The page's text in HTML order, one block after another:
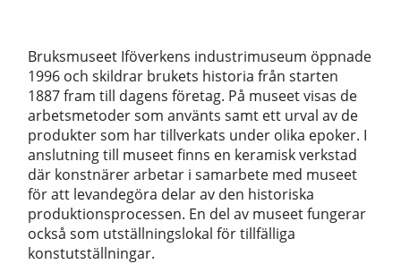
Bruksmuseet Iföverkens industrimuseum öppnade
1996 och skildrar brukets historia från starten
1887 fram till dagens företag. På museet visas de
arbetsmetoder som använts samt ett urval av de
produkter som har tillverkats under olika epoker. I
anslutning till museet finns en keramisk verkstad
där konstnärer arbetar i samarbete med museet
för att levandegöra delar av den historiska
produktionsprocessen. En del av museet fungerar
också som utställningslokal för tillfälliga
konstutställningar.